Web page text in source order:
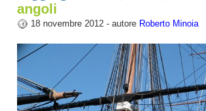
angoli
18 novembre 2012 - autore Roberto Minoia